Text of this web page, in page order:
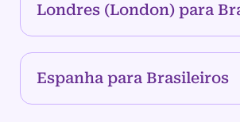
Londres (London) para
Espanha para Brasileiros